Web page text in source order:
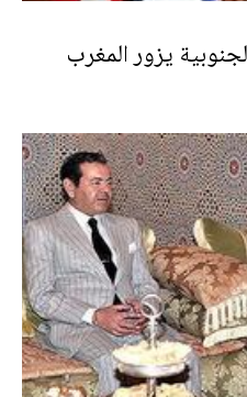
يزور المغرب